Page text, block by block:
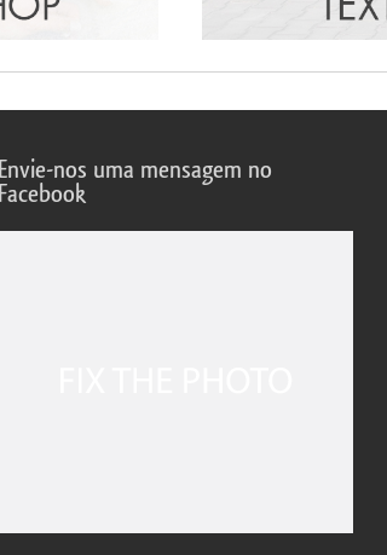
Envie-nos uma mensagem no
Facebook